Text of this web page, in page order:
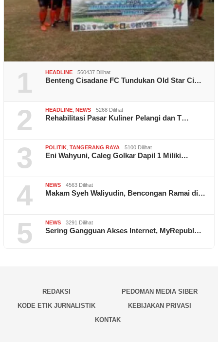
1 HEADLINE 560437 Dilihat
Benteng Cisadane FC Tundukan Old Star Ci…
2 HEADLINE NEWS 5268 Dilihat
Rehabilitasi Pasar Kuliner Pelangi dan T…
3 POLITIK TANGERANG RAYA 5100 Dilihat
Eni Wahyuni, Caleg Golkar Dapil 1 Miliki…
4 NEWS 4563 Dilihat
Makam Syeh Waliyudin, Bencongan Ramai di…
5 NEWS 3291 Dilihat
Sering Gangguan Akses Internet, MyRepubl…
REDAKSI
PEDOMAN MEDIA SIBER
KODE ETIK JURNALISTIK
KEBIJAKAN PRIVASI
KONTAK